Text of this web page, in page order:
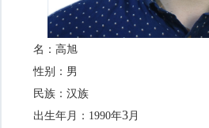
名：高旭
性别：男
民族：汉族
出生年月： 1990年3月